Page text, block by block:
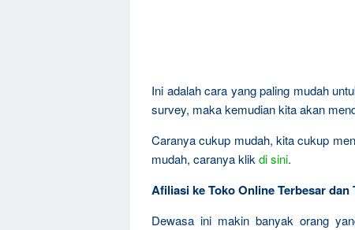
Ini adalah cara yang paling mudah
survey, maka kemudian kita akan
Caranya cukup mudah, kita cukup
mudah, caranya klik di sini.
Afiliasi ke Toko Online Terbesar dan
Dewasa ini makin banyak orang